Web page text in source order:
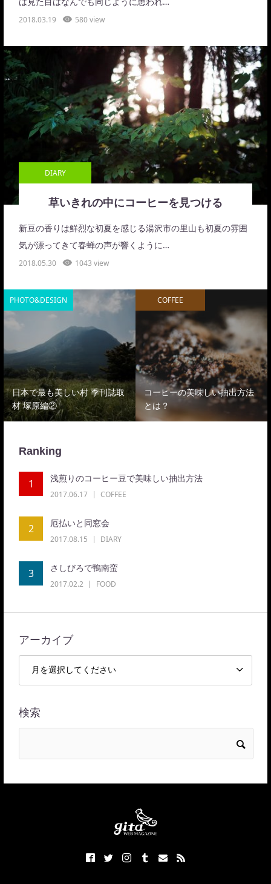
2018.03.19 580 view
DIARY
草いきれの中にコーヒーを見つける
新豆の香りは鮮烈な初夏を感じる湯沢市の里山も初夏の雰囲
気が漂ってきて春蝉の声が響くように…
2018.05.30 1043 view
PHOTO&DESIGN
日本で最も美しい村 季刊誌取
材 塚原編②
COFFEE
コーヒーの美味しい抽出方法
とは？
Ranking
1 浅煎りのコーヒー豆で美味しい抽出方法
2017.06.17 COFFEE
2 厄払いと同窓会
2017.08.15 DIARY
3 さしびろで鴨南蛮
2017.02.2 FOOD
アーカイブ
検索